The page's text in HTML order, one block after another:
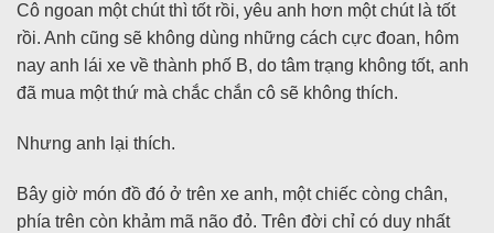
Cô ngoan một chút thì tốt rồi, yêu anh hơn một chút là tốt
rồi. Anh cũng sẽ không dùng những cách cực đoan, hôm
nay anh lái xe về thành phố B, do tâm trạng không tốt, anh
đã mua một thứ mà chắc chắn cô sẽ không thích.
Nhưng anh lại thích.
Bây giờ món đồ đó ở trên xe anh, một chiếc còng chân,
phía trên còn khảm mã não đỏ. Trên đời chỉ có duy nhất